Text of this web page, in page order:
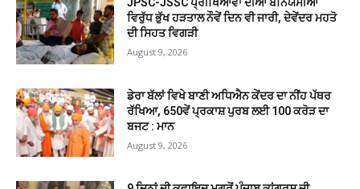
ਵਿਰੁੱਧ ਭੁੱਖ ਹੜਤਾਲ ਨੌਵੇਂ ਦਿਨ ਵੀ ਜਾਰੀ, ਦੇਵੇਂਦਰ ਮਹਤੋ
ਦੀ ਸਿਹਤ ਵਿਗੜੀ
August 9, 2026
ਡੇਰਾ ਬੱਲਾਂ ਵਿਖੇ ਬਾਣੀ ਅਧਿਐਨ ਕੇਂਦਰ ਦਾ ਨੀਂਹ ਪੱਥਰ
ਰੱਖਿਆ, 650ਵੇਂ ਪ੍ਰਕਾਸ਼ ਪੁਰਬ ਲਈ 100 ਕਰੋੜ ਦਾ
ਬਜਟ : ਮਾਨ
August 9, 2026